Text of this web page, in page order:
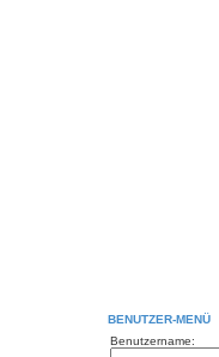
BENUTZER-MENÜ
Benutzername: